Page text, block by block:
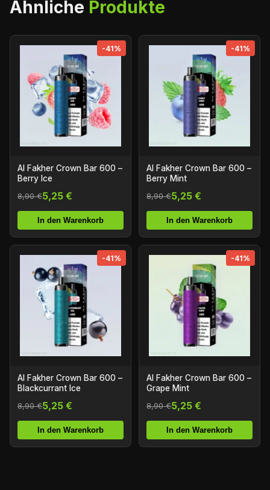
Ähnliche Produkte
-41%
Al Fakher Crown Bar 600 –
Berry Ice
8,90 €5,25 €
In den Warenkorb
-41%
Al Fakher Crown Bar 600 –
Berry Mint
8,90 €5,25 €
In den Warenkorb
-41%
Al Fakher Crown Bar 600 –
Blackcurrant Ice
8,90 €5,25 €
In den Warenkorb
-41%
Al Fakher Crown Bar 600 –
Grape Mint
8,90 €5,25 €
In den Warenkorb